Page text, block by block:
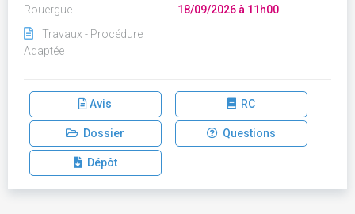
Rouergue
Travaux - Procédure
Adaptée
18/09/2026 à 11h00
Avis RC
Dossier Questions
Dépôt